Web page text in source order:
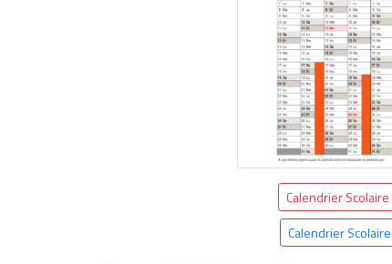
Calendrier Scolaire
Calendrier Scolaire